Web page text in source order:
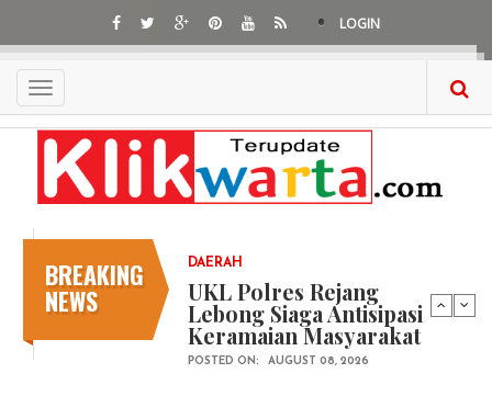
main
content
LOGIN
Toggle
navigation
BREAKING
NEWS
DAERAH
UKL Polres Rejang
Lebong Siaga Antisipasi
Keramaian Masyarakat
POSTED ON: AUGUST 08, 2026